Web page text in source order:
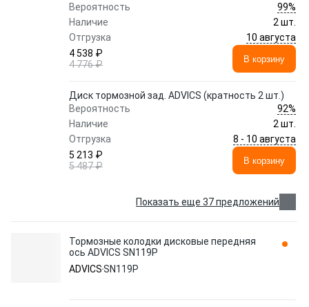
Вероятность
99%
Наличие
2 шт.
Отгрузка
10 августа
4 538 ₽
4 776 ₽
В корзину
Диск тормозной зад. ADVICS (кратность 2 шт.)
Вероятность
92%
Наличие
2 шт.
Отгрузка
8 - 10 августа
5 213 ₽
5 487 ₽
В корзину
Показать еще 37 предложений
Тормозные колодки дисковые передняя
ось ADVICS SN119P
ADVICSSN119P